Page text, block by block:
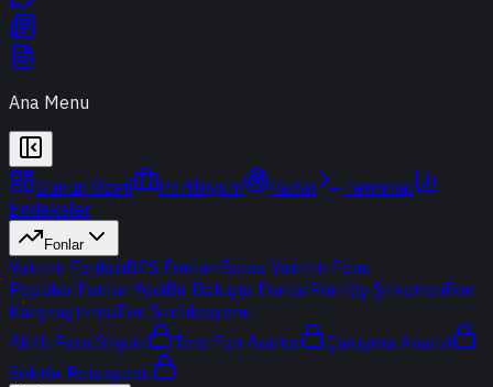
Ana Menu
Günün Özeti Portföyüm Radar
Terminal
Endeksler
Fonlar
Yatırım FonlarıBES FonlarıBorsa Yatırım Fonu
Popüler Fonlar YeniBir Bakışta FonlarPortföy ŞirketleriFon
KarşılaştırmaFon Simülasyonu
Akıllı Para Sinyali
Ters Fon Arama
Çakışma Analizi
Sektör Rotasyonu